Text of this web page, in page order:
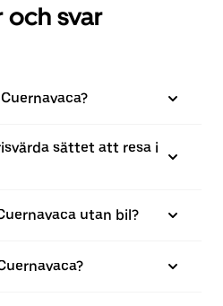
svar
sättet att resa i
utan bil?